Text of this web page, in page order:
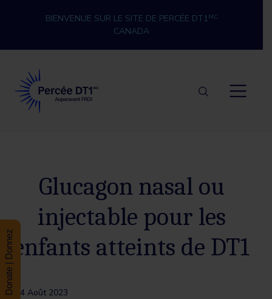
BIENVENUE SUR LE SITE DE PERCÉE DT1MC
CANADA
Glucagon nasal ou
injectable pour les
enfants atteints de DT1
14 Août 2023
Donate | Donnez